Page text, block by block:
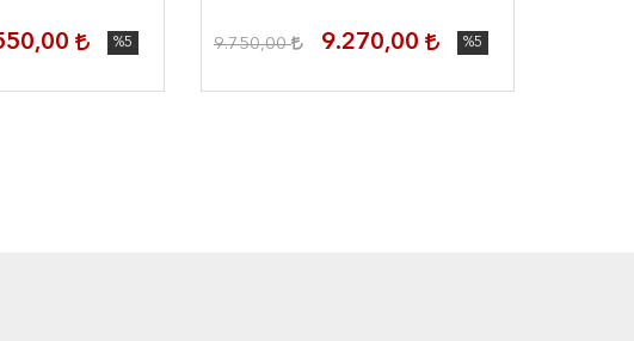
%5 9.750,00 9.270,00 %5